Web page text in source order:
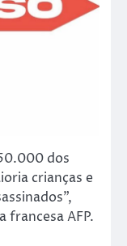
dos
crianças e
francesa AFP.